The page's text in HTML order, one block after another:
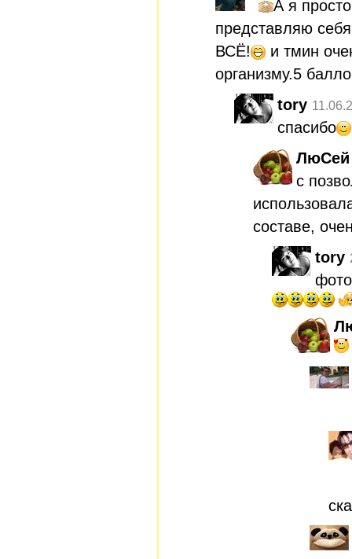
А я
представляю
ВСЁ!
и тмин
организму.5
tory
спасибо
ЛюСей
с
составе,
tory